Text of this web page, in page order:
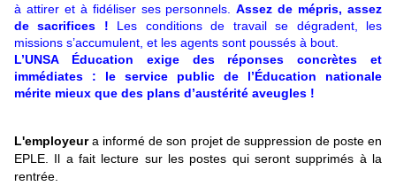
à attirer et à fidéliser ses personnels.Assez de mépris, assez
de sacrifices ! Les conditions de travail se dégradent, les
missions s’accumulent, et les agents sont poussés à bout.
L’UNSA Éducation exige des réponses concrètes et
immédiates : le service public de l’Éducation nationale
mérite mieux que des plans d’austérité aveugles !
L'employeura informé de son projet de suppression de poste en
EPLE. Il a fait lecture sur les postes qui seront supprimés à la
rentrée.